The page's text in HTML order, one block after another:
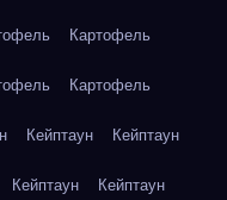
Картофель
Картофель
Кейптаун Кейптаун
Кейптаун Кейптаун